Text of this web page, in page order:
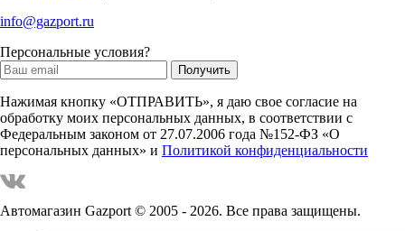
info@gazport.ru
Персональные условия?
Нажимая кнопку «ОТПРАВИТЬ», я даю свое согласие на
обработку моих персональных данных, в соответствии с
Федеральным законом от 27.07.2006 года №152-ФЗ «О
персональных данных» и Политикой конфиденциальности
Автомагазин Gazport© 2005 - 2026. Все права защищены.